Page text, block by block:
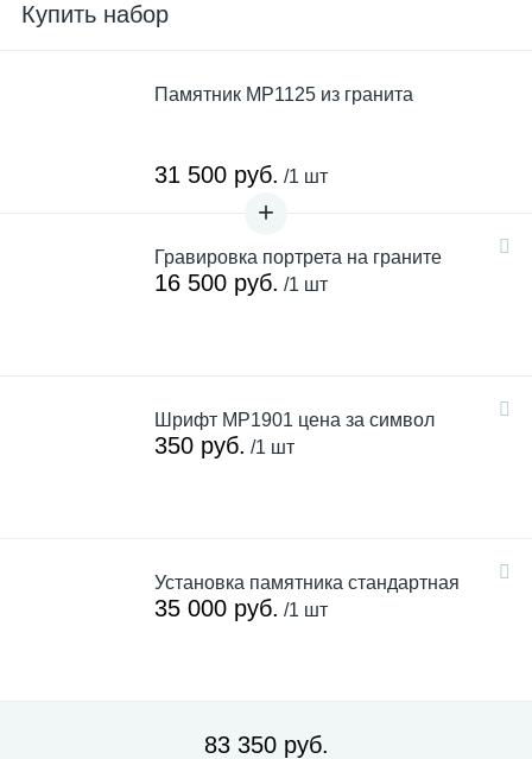
Купить набор
Памятник MP1125 из гранита
31 500 руб. /1 шт
Гравировка портрета на граните
16 500 руб. /1 шт
Шрифт MP1901 цена за символ
350 руб. /1 шт
Установка памятника стандартная
35 000 руб. /1 шт
83 350 руб.